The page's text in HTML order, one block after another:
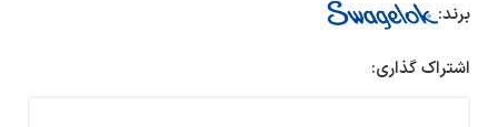
برند:
اشتراک گذاری: